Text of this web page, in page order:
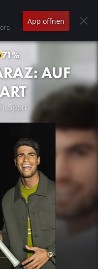
App öffnen
71%
AUF
Sport